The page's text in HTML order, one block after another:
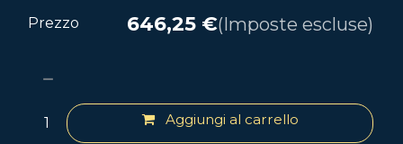
Aggiungi al carrello
Prezzo 646,25 €(Imposte escluse)